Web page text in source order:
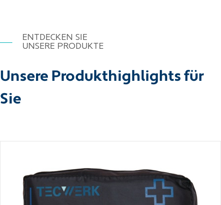
ENTDECKEN SIE
UNSERE PRODUKTE
Unsere Produkthighlights für
Sie